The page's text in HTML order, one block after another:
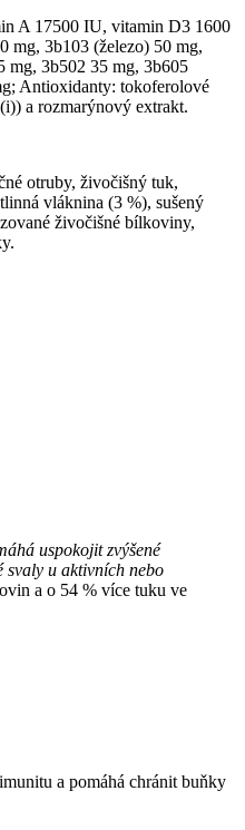
A 17500 IU, vitamin D3 1600
mg, 3b103 (železo) 50 mg,
mg, 3b502 35 mg, 3b605
Antioxidanty: tokoferolové
a rozmarýnový extrakt.
otruby, živočišný tuk,
vláknina (3 %), sušený
živočišné bílkoviny,
uspokojit zvýšené
svaly u aktivních nebo
a o 54 % více tuku ve
a pomáhá chránit buňky